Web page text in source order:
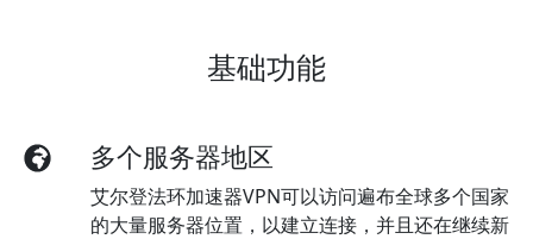
基础功能
多个服务器地区
艾尔登法环加速器VPN可以访问遍布全球多个国家
的大量服务器位置，以建立连接，并且还在继续新